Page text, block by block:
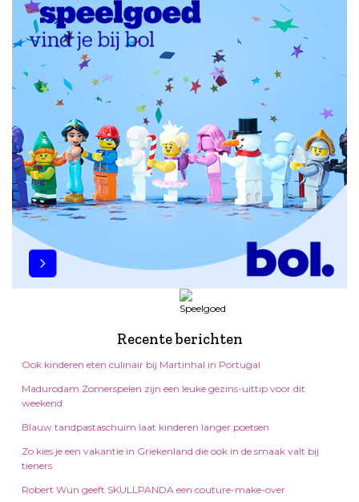
Recente berichten
Ook kinderen eten culinair bij Martinhal in Portugal
Madurodam Zomerspelen zijn een leuke gezins-uittip voor dit
weekend
Blauw tandpastaschuim laat kinderen langer poetsen
Zo kies je een vakantie in Griekenland die ook in de smaak valt bij
tieners
Robert Wun geeft SKULLPANDA een couture-make-over